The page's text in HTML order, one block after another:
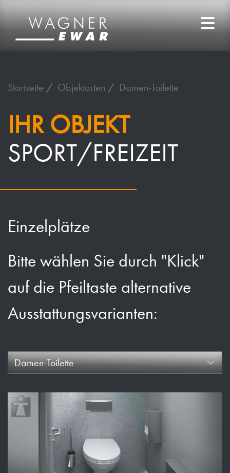
Startseite Objektarten Damen-Toilette
IHR OBJEKT
SPORT/FREIZEIT
Einzelplätze
Bitte wählen Sie durch "Klick"
auf die Pfeiltaste alternative
Ausstattungsvarianten:
Damen-Toilette